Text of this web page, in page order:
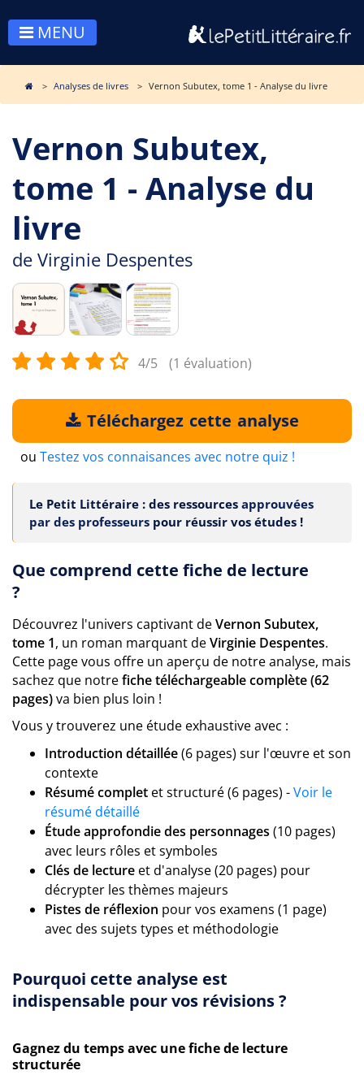
MENU
Analyses de livres Vernon Subutex, tome 1 - Analyse du livre
Vernon Subutex,
tome 1 - Analyse du
livre
de Virginie Despentes
4/5 (1 évaluation)
Téléchargez cette analyse
ou Testez vos connaisances avec notre quiz !
Le Petit Littéraire : des ressources approuvées
par des professeurs pour réussir vos études !
Que comprend cette fiche de lecture
?
Découvrez l'univers captivant deVernon Subutex,
tome 1, un roman marquant deVirginie Despentes.
Cette page vous offre un aperçu de notre analyse, mais
sachez que notrefiche téléchargeable complète (62
pages)va bien plus loin !
Vous y trouverez une étude exhaustive avec :
Introduction détaillée(6 pages) sur l'œuvre et son
contexte
Résumé complet et structuré (6 pages) -Voir le
résumé détaillé
Étude approfondie des personnages (10 pages)
avec leurs rôles et symboles
Clés de lecture et d'analyse (20 pages) pour
décrypter les thèmes majeurs
Pistes de réflexion pour vos examens (1 page)
avec des sujets types et méthodologie
Pourquoi cette analyse est
indispensable pour vos révisions ?
Gagnez du temps avec une fiche de lecture
structurée